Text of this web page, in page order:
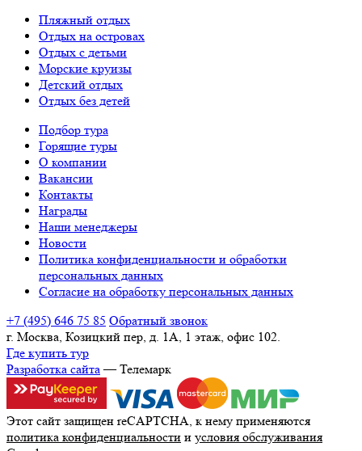
Пляжный отдых
Отдых на островах
Отдых с детьми
Морские круизы
Детский отдых
Отдых без детей
Подбор тура
Горящие туры
О компании
Вакансии
Контакты
Награды
Наши менеджеры
Новости
Политика конфиденциальности и обработки
персональных данных
Согласие на обработку персональных данных
+7 (495) 646 75 85 Обратный звонок
г. Москва, Козицкий пер, д. 1А, 1 этаж, офис 102.
Где купить тур
Разработка сайта— Телемарк
Этот сайт защищен reCAPTCHA, к нему применяются
политика конфиденциальности и условия обслуживания